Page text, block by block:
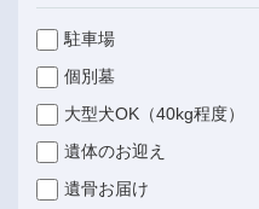
駐車場
個別墓
大型犬OK（40kg程度）
遺体のお迎え
遺骨お届け